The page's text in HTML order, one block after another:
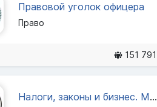
Правовой уголок офицера
Право
151 791
Налоги, законы и бизнес. Марат Самитов